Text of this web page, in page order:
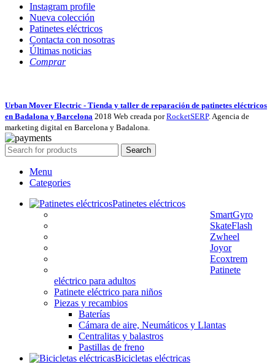
Instagram profile
Nueva colección
Patinetes eléctricos
Contacta con nosotras
Últimas noticias
Comprar
Urban Mover Electric - Tienda y taller de reparación de patinetes eléctricos
en Badalona y Barcelona 2018 Web creada porRocketSERP. Agencia de
marketing digital en Barcelona y Badalona.
Search
Menu
Categories
Patinetes eléctricos
SmartGyro
SkateFlash
Zwheel
Joyor
Ecoxtrem
Patinete
eléctrico para adultos
Patinete eléctrico para niños
Piezas y recambios
Baterías
Cámara de aire, Neumáticos y Llantas
Centralitas y balastros
Pastillas de freno
Bicicletas eléctricas